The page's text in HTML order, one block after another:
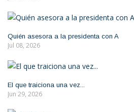
Quién asesora a la presidenta con A
Jul 08, 2026
El que traiciona una vez...
Jun 29, 2026